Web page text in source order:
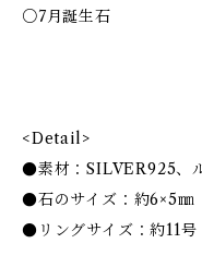
○7月誕生石
<Detail>
●素材：SILVER925、
●石のサイズ：約6×5㎜
●リングサイズ：約11号